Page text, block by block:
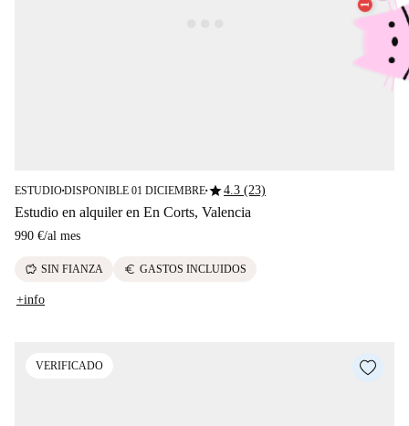
ESTUDIO■DISPONIBLE 01 DICIEMBRE■star4.3 (23)
Estudio en alquiler en En Corts, Valencia
990 €/al mes
savings SIN FIANZA euro GASTOS INCLUIDOS
+info
VERIFICADO